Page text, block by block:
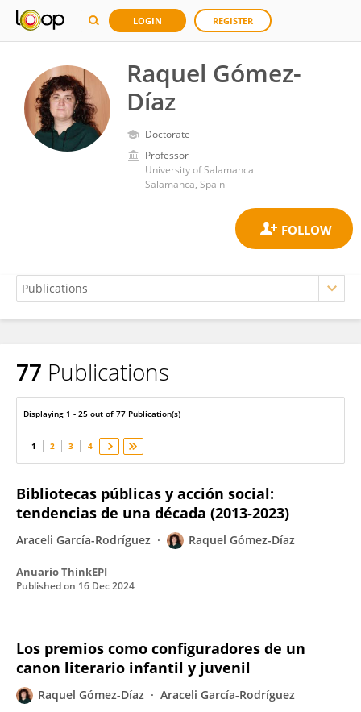
LOGIN REGISTER
Raquel Gómez-
Díaz
Doctorate
Professor
University of Salamanca
Salamanca, Spain
Raquel Gómez-Díaz
77 Publications
Displaying 1 - 25 out of 77 Publication(s)
1 2 3 4
Bibliotecas públicas y acción social:
tendencias de una década (2013-2023)
Araceli García-Rodríguez Raquel Gómez-Díaz
Anuario ThinkEPI
Published on 16 Dec 2024
Los premios como configuradores de un
canon literario infantil y juvenil
Raquel Gómez-Díaz Araceli García-Rodríguez